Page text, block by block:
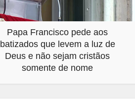
Papa Francisco pede aos
batizados que levem a luz de
Deus e não sejam cristãos
somente de nome